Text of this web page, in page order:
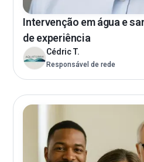
Intervenção em água e
de experiência
Cédric T.
Responsável de rede